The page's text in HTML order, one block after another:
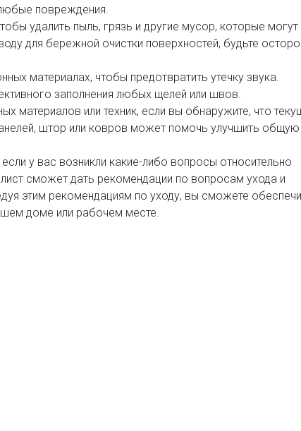
повреждения.
удалить пыль, грязь и другие мусор, которые могут
для бережной очистки поверхностей, будьте
материалах, чтобы предотвратить утечку звука.
заполнения любых щелей или швов.
материалов или техник, если вы обнаружите, что
штор или ковров может помочь улучшить общую
у вас возникли какие-либо вопросы относительно
сможет дать рекомендации по вопросам ухода и
этим рекомендациям по уходу, вы сможете
доме или рабочем месте.